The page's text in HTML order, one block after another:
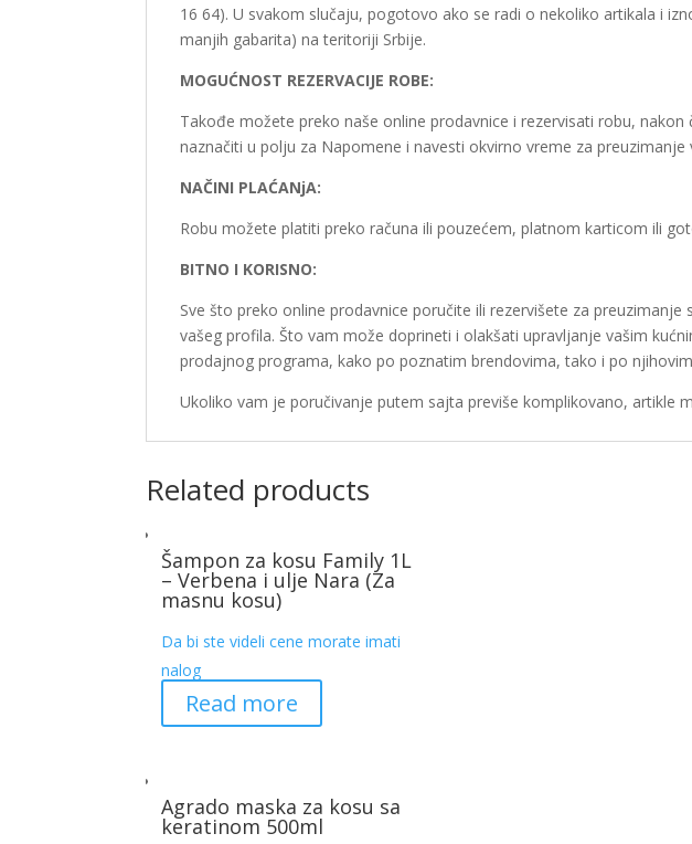
16 64). U svakom slučaju, pogotovo ako se radi o nekoliko artikala i
manjih gabarita) na teritoriji Srbije.
MOGUĆNOST REZERVACIJE ROBE:
Takođe možete preko naše online prodavnice i rezervisati robu,
naznačiti u polju za Napomene i navesti okvirno vreme za preuzimanje
NAČINI PLAĆANjA:
Robu možete platiti preko računa ili pouzećem, platnom karticom ili
BITNO I KORISNO:
Sve što preko online prodavnice poručite ili rezervišete za
vašeg profila. Što vam može doprineti i olakšati upravljanje vašim
prodajnog programa, kako po poznatim brendovima, tako i po
Ukoliko vam je poručivanje putem sajta previše komplikovano, artikle
Related products
Šampon za kosu Family 1L
– Verbena i ulje Nara (Za
masnu kosu)
Da bi ste videli cene morate imati
nalog
Read more
Agrado maska za kosu sa
keratinom 500ml